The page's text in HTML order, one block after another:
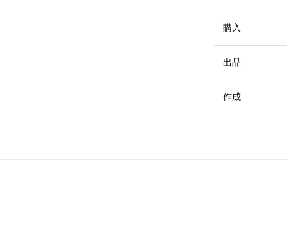
購入
出品
作成